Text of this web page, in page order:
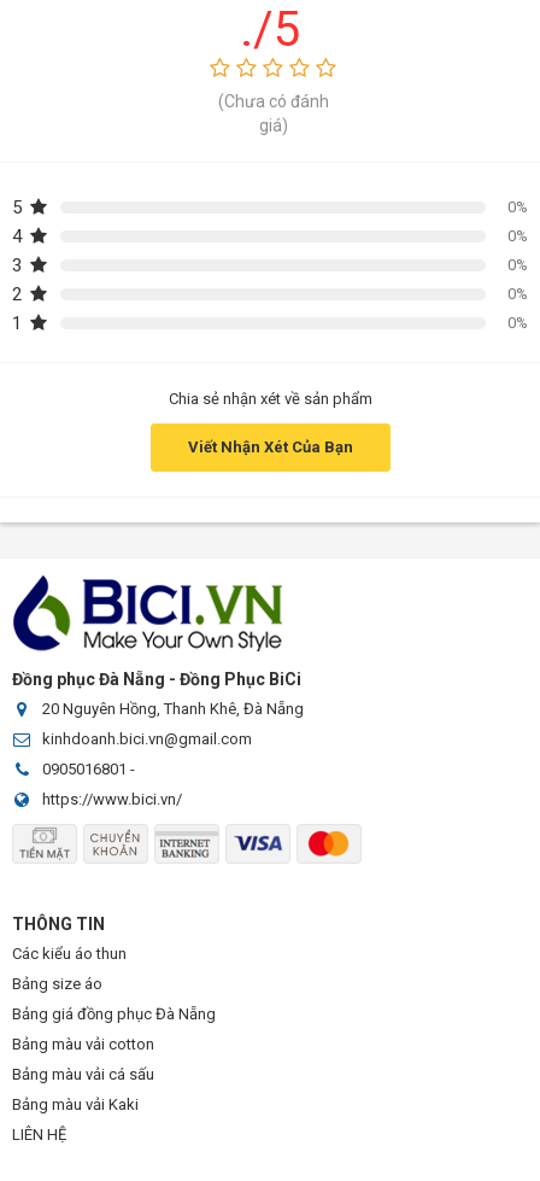
./5
(Chưa có đánh
giá)
5 0%
4 0%
3 0%
2 0%
1 0%
Chia sẻ nhận xét về sản phẩm
Viết Nhận Xét Của Bạn
Đồng phục Đà Nẵng - Đồng Phục BiCi
20 Nguyên Hồng, Thanh Khê, Đà Nẵng
kinhdoanh.bici.vn@gmail.com
0905016801 -
https://www.bici.vn/
THÔNG TIN
Các kiểu áo thun
Bảng size áo
Bảng giá đồng phục Đà Nẵng
Bảng màu vải cotton
Bảng màu vải cá sấu
Bảng màu vải Kaki
LIÊN HỆ